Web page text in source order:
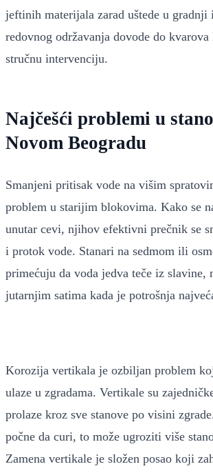
jeftinih materijala zarad uštede u gradnji
redovnog održavanja dovode do
stručnu intervenciju.
Najčešći problemi u
Novom Beogradu
Smanjeni pritisak vode na višim
problem u starijim blokovima. Kako se
unutar cevi, njihov efektivni prečnik se
i protok vode. Stanari na sedmom ili
primećuju da voda jedva teče iz slavine,
jutarnjim satima kada je potrošnja
Korozija vertikala je ozbiljan problem
ulaze u zgradama. Vertikale su
prolaze kroz sve stanove po visini
počne da curi, to može ugroziti više
Zamena vertikale je složen posao koji